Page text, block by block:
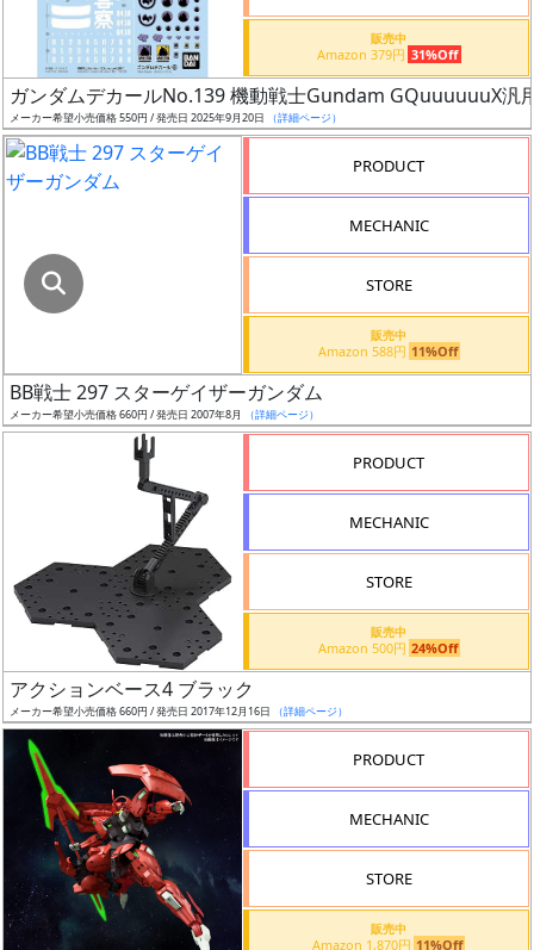
最
安
値
の
ク
ス
ア
ス
ー
タ
ー
品
（β）
販売中
Amazon 379円 31%Off
ガンダムデカールNo.139 機動戦士Gundam GQuuuuuuX汎
メーカー希望小売価格 550円 / 発売日 2025年9月20日 （詳細ページ）
PRODUCT
MECHANIC
STORE
販売中
Amazon 588円 11%Off
BB戦士 297 スターゲイザーガンダム
メーカー希望小売価格 660円 / 発売日 2007年8月 （詳細ページ）
PRODUCT
MECHANIC
STORE
販売中
Amazon 500円 24%Off
アクションベース4 ブラック
メーカー希望小売価格 660円 / 発売日 2017年12月16日 （詳細ページ）
PRODUCT
MECHANIC
STORE
販売中
Amazon 1,870円 11%Off